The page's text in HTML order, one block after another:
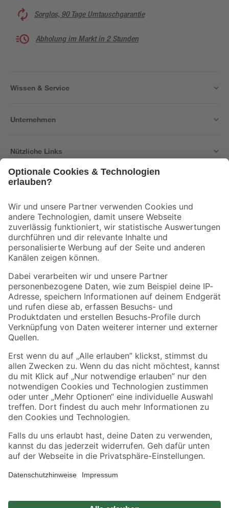
Sorglos, 90 Tage Umtauschgarantie
Abholung im Markt in 2 Stunden
Wissen & Service
Unternehmen
Nützliche Links
Der toom Newsletter: Keine Angebote und Aktionen mehr verpassen!
Zur Newsletter Anmeldung
Folge uns
Zahlungsarten Versandarten
Sicher einkaufen
Jetzt die toom-App herunterladen
Alle Preisangaben in EUR inkl. gesetzl. MwSt.. Die dargestellten Angebote sind unter
Umständen nicht in allen Märkten verfügbar. Die angegebenen Verfügbarkeiten beziehen
Produkte nur solange der Vorrat reicht.
*Paketversand ab 59 € versandkostenfrei, gilt nicht für Artikel mit Speditionsversand, hier